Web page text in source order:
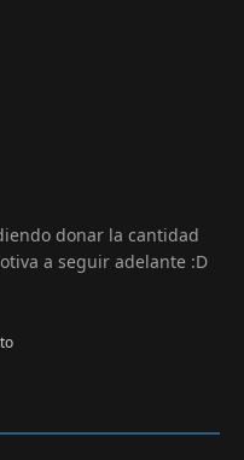
donar la cantidad
a seguir adelante :D